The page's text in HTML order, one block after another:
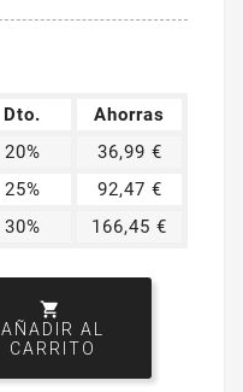
Dto.
Ahorras
20%
36,99 €
25%
92,47 €
30% 166,45 €

AÑADIR AL
CARRITO